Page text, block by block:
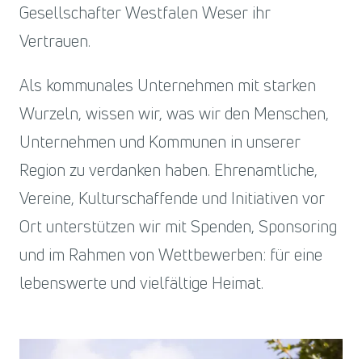
Gesellschafter Westfalen Weser ihr
Vertrauen.
Als kommunales Unternehmen mit starken
Wurzeln, wissen wir, was wir den Menschen,
Unternehmen und Kommunen in unserer
Region zu verdanken haben. Ehrenamtliche,
Vereine, Kulturschaffende und Initiativen vor
Ort unterstützen wir mit Spenden, Sponsoring
und im Rahmen von Wettbewerben: für eine
lebenswerte und vielfältige Heimat.